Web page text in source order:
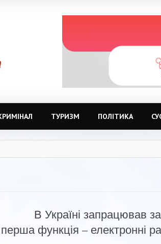
ТУРИЗМ ПОЛІТИКА
В Україні запрацював
функція – електронні